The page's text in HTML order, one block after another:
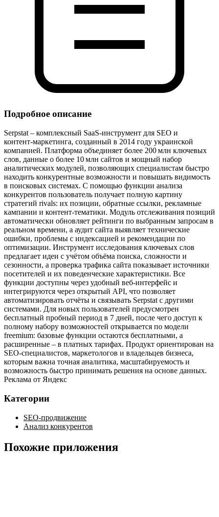
Подробное описание
Serpstat – комплексный SaaS‑инструмент для SEO и
контент‑маркетинга, созданный в 2014 году украинской
компанией. Платформа объединяет более 200 млн ключевых
слов, данные о более 10 млн сайтов и мощный набор
аналитических модулей, позволяющих специалистам быстро
находить конкурентные возможности и повышать видимость
в поисковых системах. С помощью функции анализа
конкурентов пользователь получает полную картину
стратегий rivals: их позиции, обратные ссылки, рекламные
кампании и контент‑тематики. Модуль отслеживания позиций
автоматически обновляет рейтинги по выбранным запросам в
реальном времени, а аудит сайта выявляет технические
ошибки, проблемы с индексацией и рекомендации по
оптимизации. Инструмент исследования ключевых слов
предлагает идеи с учётом объёма поиска, сложности и
сезонности, а проверка трафика сайта показывает источники
посетителей и их поведенческие характеристики. Все
функции доступны через удобный веб‑интерфейс и
интегрируются через открытый API, что позволяет
автоматизировать отчёты и связывать Serpstat с другими
системами. Для новых пользователей предусмотрен
бесплатный пробный период в 7 дней, после чего доступ к
полному набору возможностей открывается по модели
freemium: базовые функции остаются бесплатными, а
расширенные – в платных тарифах. Продукт ориентирован на
SEO‑специалистов, маркетологов и владельцев бизнеса,
которым важна точная аналитика, масштабируемость и
возможность быстро принимать решения на основе данных.
Реклама от Яндекс
Категории
SEO-продвижение
Анализ конкурентов
Похожие приложения